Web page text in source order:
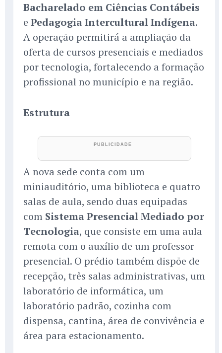
Bacharelado em Ciências Contábeis
e Pedagogia Intercultural Indígena.
A operação permitirá a ampliação da
oferta de cursos presenciais e mediados
por tecnologia, fortalecendo a formação
profissional no município e na região.
Estrutura
A nova sede conta com um
miniauditório, uma biblioteca e quatro
salas de aula, sendo duas equipadas
com Sistema Presencial Mediado por
Tecnologia, que consiste em uma aula
remota com o auxílio de um professor
presencial. O prédio também dispõe de
recepção, três salas administrativas, um
laboratório de informática, um
laboratório padrão, cozinha com
dispensa, cantina, área de convivência e
área para estacionamento.